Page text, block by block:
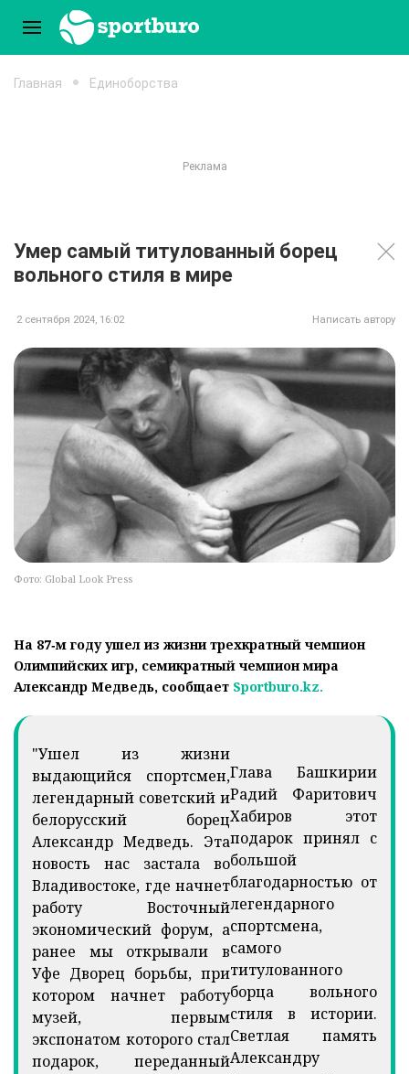
Главная Единоборства
Умер самый титулованный борец
вольного стиля в мире
2 сентября 2024, 16:02 Написать автору
Фото: Global Look Press
На 87‑м году ушел из жизни трехкратный чемпион
Олимпийских игр, семикратный чемпион мира
Александр Медведь, сообщает Sportburo.kz.
"Ушел из жизни
выдающийся спортсмен,
легендарный советский и
белорусский борец
Александр Медведь. Эта
новость нас застала во
Владивостоке, где начнет
работу Восточный
экономический форум, а
ранее мы открывали в
Уфе Дворец борьбы, при
котором начнет работу
музей, первым
экспонатом которого стал
подарок, переданный
Глава Башкирии
Радий Фаритович
Хабиров этот
подарок принял с
большой
благодарностью от
легендарного
спортсмена,
самого
титулованного
борца вольного
стиля в истории.
Светлая память
Александру